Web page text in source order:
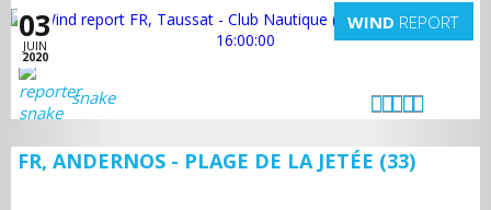
03
JUIN
2020
WIND REPORT
snake
FR, ANDERNOS - PLAGE DE LA JETÉE (33)